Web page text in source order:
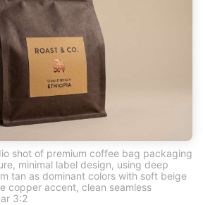
shot of premium coffee bag packaging
minimal label design, using deep
tan as dominant colors with soft beige
copper accent, clean seamless
3:2